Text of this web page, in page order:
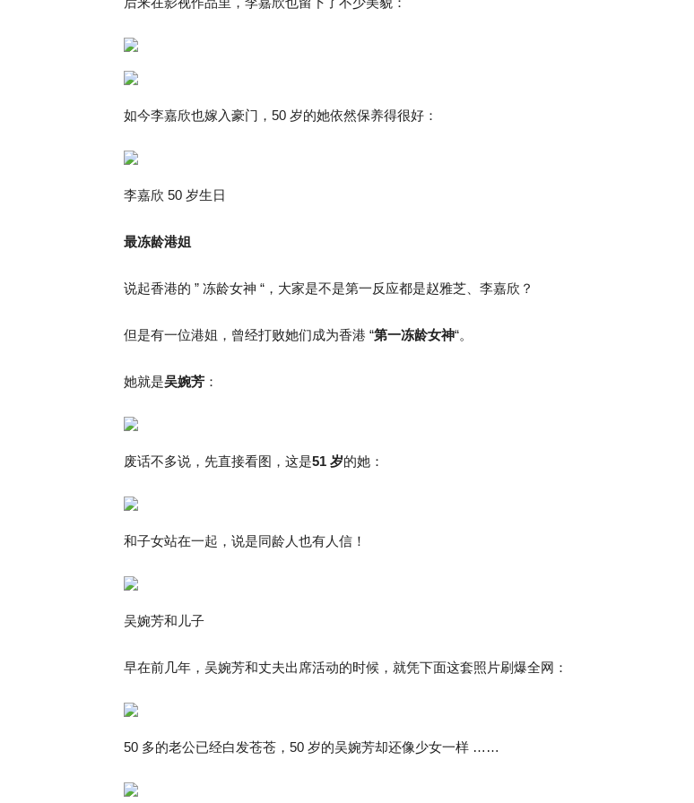
如今李嘉欣也嫁入豪门，50 岁的她依然保养得很好：
李嘉欣 50 岁生日
最冻龄港姐
说起香港的 ” 冻龄女神 “，大家是不是第一反应都是赵雅芝、李嘉欣？
但是有一位港姐，曾经打败她们成为香港 “第一冻龄女神“。
她就是吴婉芳 ：
废话不多说，先直接看图，这是51 岁的她：
和子女站在一起，说是同龄人也有人信！
吴婉芳和儿子
早在前几年，吴婉芳和丈夫出席活动的时候，就凭下面这套照片刷爆全网：
50 多的老公已经白发苍苍，50 岁的吴婉芳却还像少女一样 ……